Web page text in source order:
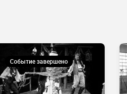
Событие завершено